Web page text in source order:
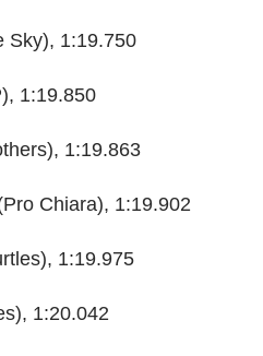
Sky), 1:19.750
1:19.850
1:19.863
Chiara), 1:19.902
1:19.975
1:20.042